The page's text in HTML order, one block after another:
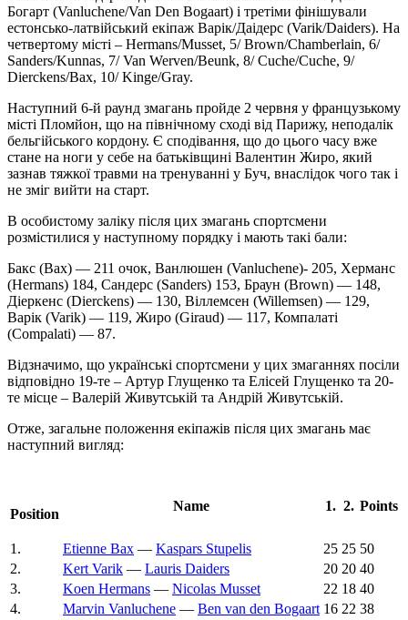
Богарт (Vanluchene/Van Den Bogaart) і третіми фінішували
естонсько-латвійський екіпаж Варік/Даідерс (Varik/Daiders). На
четвертому місті – Hermans/Musset, 5/ Brown/Chamberlain, 6/
Sanders/Kunnas, 7/ Van Werven/Beunk, 8/ Cuche/Cuche, 9/
Dierckens/Bax, 10/ Kinge/Gray.
Наступний 6-й раунд змагань пройде 2 червня у французькому
місті Пломйон, що на північному сході від Парижу, неподалік
бельгійського кордону. Є сподівання, що до цього часу вже
стане на ноги у себе на батьківщині Валентин Жиро, який
зазнав тяжкої травми на тренуванні у Буч, внаслідок чого так і
не зміг вийти на старт.
В особистому заліку після цих змагань спортсмени
розмістилися у наступному порядку і мають такі бали:
Бакс (Bax) — 211 очок, Ванлюшен (Vanluchene)- 205, Херманс
(Hermans) 184, Сандерс (Sanders) 153, Браун (Brown) — 148,
Діеркенс (Dierckens) — 130, Віллемсен (Willemsen) — 129,
Варік (Varik) — 119, Жиро (Giraud) — 117, Компалаті
(Compalati) — 87.
Відзначимо, що українські спортсмени у цих змаганнях посіли
відповідно 19-те – Артур Глущенко та Елісей Глущенко та 20-
те місце – Валерій Живутській та Андрій Живутській.
Отже, загальне положення екіпажів після цих змагань має
наступний вигляд:
Position
Name 1. 2. Points
1. Etienne Bax — Kaspars Stupelis 25 25 50
2.
Kert Varik — Lauris Daiders 20 20 40
3.
Koen Hermans — Nicolas Musset 22 18 40
4.
Marvin Vanluchene — Ben van den Bogaart 16 22 38